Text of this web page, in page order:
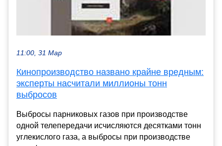
11:00, 31 Мар
Кинопроизводство названо крайне вредным:
эксперты насчитали миллионы тонн
выбросов
Выбросы парниковых газов при производстве
одной телепередачи исчисляются десятками тонн
углекислого газа, а выбросы при производстве